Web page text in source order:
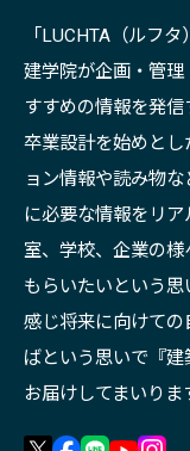
「LUCHTA（ルフ
建学院が企画・管
すすめの情報を発
卒業設計を始めと
ョン情報や読み物
に必要な情報をリ
室、学校、企業の
もらいたいという
感じ将来に向けて
ばという思いで『
お届けしてまいりま